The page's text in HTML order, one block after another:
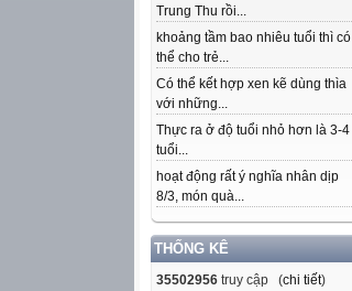
Trung Thu rồi...
khoảng tầm bao nhiêu tuổi thì có
thể cho trẻ...
Có thể kết hợp xen kẽ dùng thìa
với những...
Thực ra ở độ tuổi nhỏ hơn là 3-4
tuổi...
hoạt động rất ý nghĩa nhân dịp
8/3, món quà...
THỐNG KÊ
35502956 truy cập (chi tiết)